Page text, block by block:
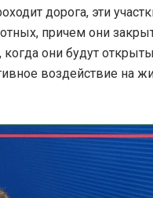
дорога, эти
причем они
они будут
воздействие на